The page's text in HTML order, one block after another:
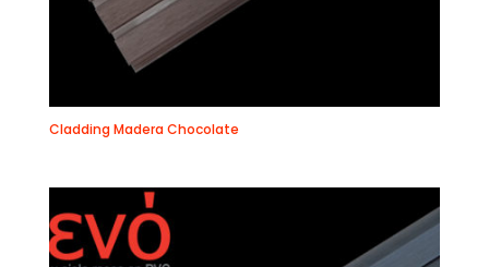
Cladding Madera Chocolate